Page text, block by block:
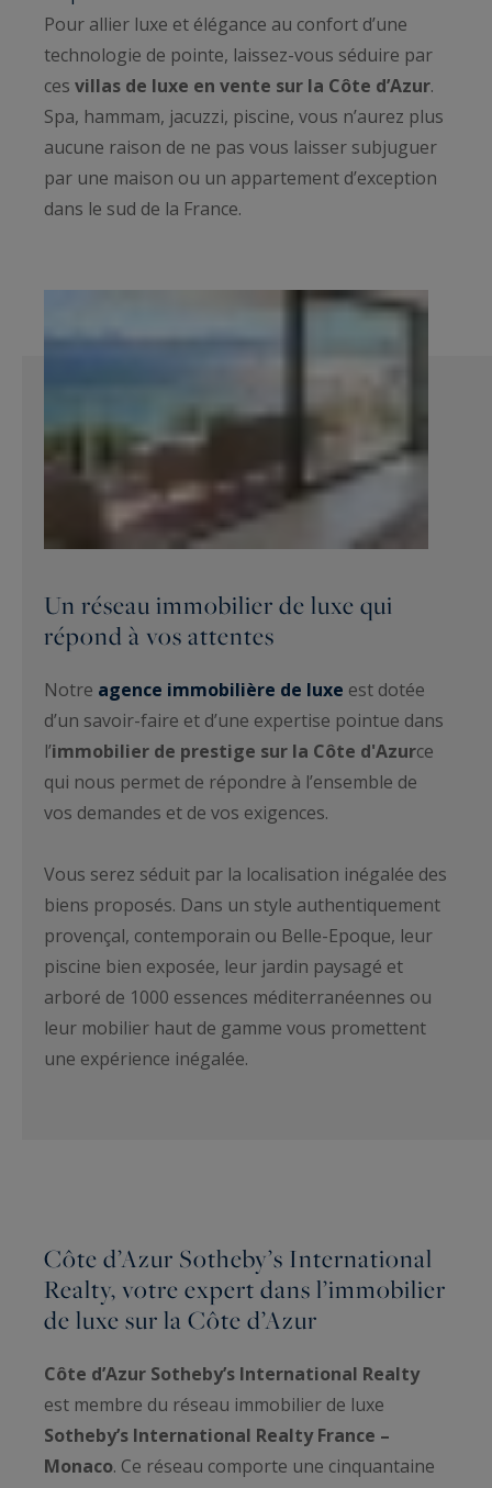
Pour allier luxe et élégance au confort d’une
technologie de pointe, laissez-vous séduire par
ces villas de luxe en vente sur la Côte d’Azur.
Spa, hammam, jacuzzi, piscine, vous n’aurez plus
aucune raison de ne pas vous laisser subjuguer
par une maison ou un appartement d’exception
dans le sud de la France.
Un réseau immobilier de luxe qui
répond à vos attentes
Notre agence immobilière de luxe est dotée
d’un savoir-faire et d’une expertise pointue dans
l’immobilier de prestige sur la Côte d'Azurce
qui nous permet de répondre à l’ensemble de
vos demandes et de vos exigences.
Vous serez séduit par la localisation inégalée des
biens proposés. Dans un style authentiquement
provençal, contemporain ou Belle-Epoque, leur
piscine bien exposée, leur jardin paysagé et
arboré de 1000 essences méditerranéennes ou
leur mobilier haut de gamme vous promettent
une expérience inégalée.
Côte d’Azur Sotheby’s International
Realty, votre expert dans l’immobilier
de luxe sur la Côte d’Azur
Côte d’Azur Sotheby’s International Realty
est membre du réseau immobilier de luxe
Sotheby’s International Realty France –
Monaco. Ce réseau comporte une cinquantaine